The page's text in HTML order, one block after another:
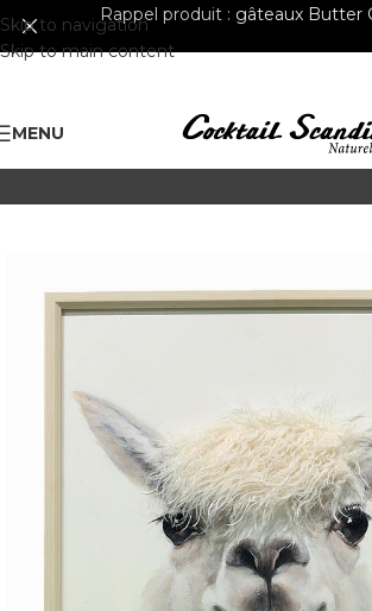
Skip to navigation
Skip to main content
Rappel produit : gâteaux Butter
MENU